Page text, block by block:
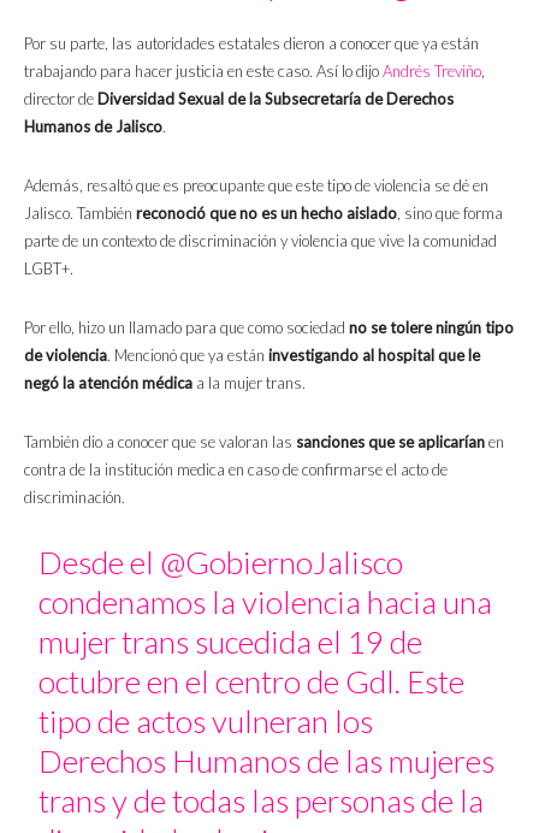
Por su parte, las autoridades estatales dieron a conocer que ya están
trabajando para hacer justicia en este caso. Así lo dijoAndrés Treviño
director de Diversidad Sexual de la Subsecretaría de Derechos
Humanos de Jalisco.
Además, resaltó que es preocupante que este tipo de violencia se dé en
Jalisco. También reconoció que no es un hecho aislado , sino que forma
parte de un contexto de discriminación y violencia que vive la comunidad
LGBT+.
Por ello, hizo un llamado para que como sociedad no se tolere ningún tipo
de violencia. Mencionó que ya están investigando al hospital que le
negó la atención médica a la mujer trans.
También dio a conocer que se valoran las sanciones que se aplicaríanen
contra de la institución medica en caso de confirmarse el acto de
discriminación.
Desde el @GobiernoJalisco
condenamos la violencia hacia una
mujer trans sucedida el 19 de
octubre en el centro de Gdl. Este
tipo de actos vulneran los
Derechos Humanos de las mujeres
trans y de todas las personas de la